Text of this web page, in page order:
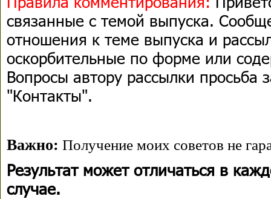
связанные с темой выпуска.
отношения к теме выпуска и
оскорбительные по форме или
Вопросы автору рассылки просьба
"Контакты".
Важно: Получение моих советов не
Результат может отличаться в
случае.